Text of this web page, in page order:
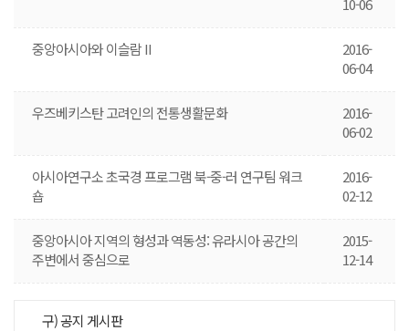
중앙아시아와 이슬람 II
2016-
06-04
우즈베키스탄 고려인의 전통생활문화
2016-
06-02
아시아연구소 초국경 프로그램 북-중-러 연구팀 워크
숍
2016-
02-12
중앙아시아 지역의 형성과 역동성: 유라시아 공간의
주변에서 중심으로
2015-
12-14
구) 공지 게시판